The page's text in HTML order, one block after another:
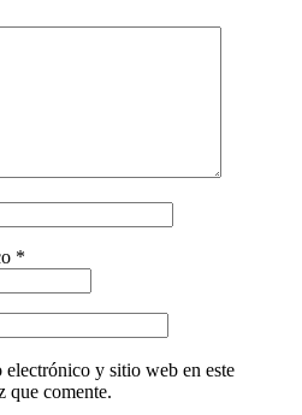
*
y sitio web en este
que comente.